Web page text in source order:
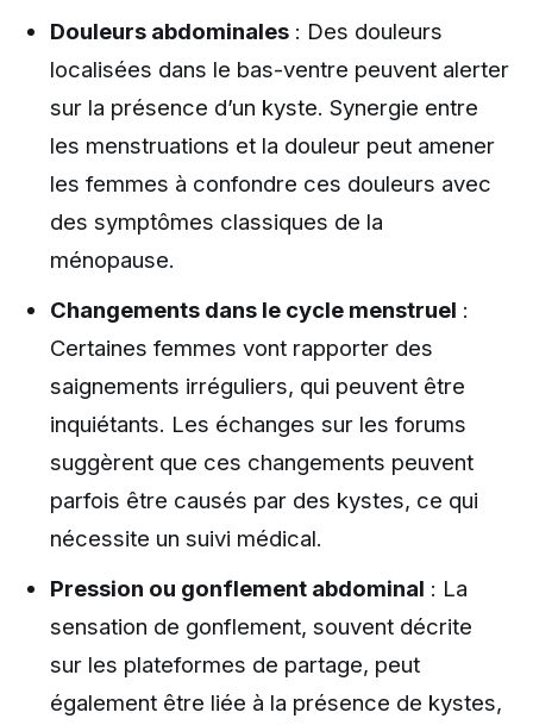
Douleurs abdominales : Des douleurs
localisées dans le bas-ventre peuvent alerter
sur la présence d’un kyste. Synergie entre
les menstruations et la douleur peut amener
les femmes à confondre ces douleurs avec
des symptômes classiques de la
ménopause.
Changements dans le cycle menstruel :
Certaines femmes vont rapporter des
saignements irréguliers, qui peuvent être
inquiétants. Les échanges sur les forums
suggèrent que ces changements peuvent
parfois être causés par des kystes, ce qui
nécessite un suivi médical.
Pression ou gonflement abdominal : La
sensation de gonflement, souvent décrite
sur les plateformes de partage, peut
également être liée à la présence de kystes,